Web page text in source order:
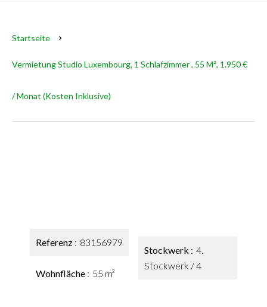
Startseite
Vermietung Studio Luxembourg, 1 Schlafzimmer , 55 M², 1.950 €
/ Monat (Kosten Inklusive)
Referenz 83156979
Wohnfläche 55 m²
Stockwerk
4.
Stockwerk / 4